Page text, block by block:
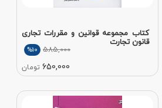
کتاب مجموعه قوانین و مقررات تجاری
قانون تجارت
585,000
%10
650,000 تومان